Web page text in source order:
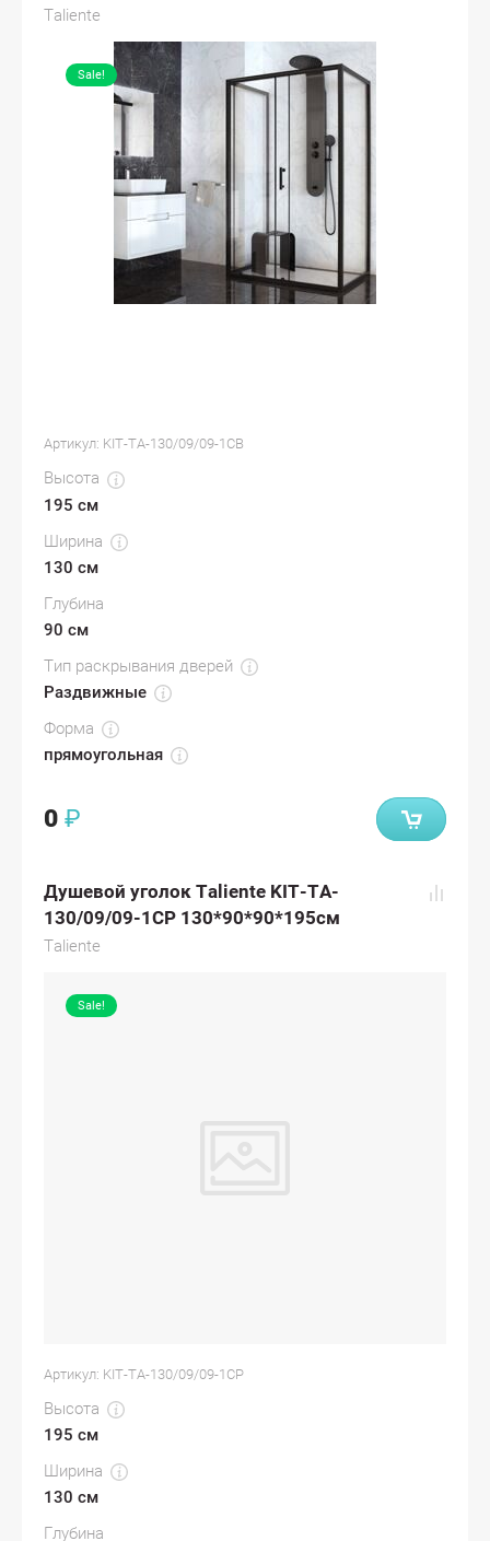
Taliente
Sale!
Артикул: KIT-TA-130/09/09-1CB
Высота
195 см
Ширина
130 см
Глубина
90 см
Тип раскрывания дверей
Раздвижные
Форма
прямоугольная
0 ₽
Душевой уголок Taliente KIT-TA-
130/09/09-1CP 130*90*90*195см
Taliente
Sale!
Артикул: KIT-TA-130/09/09-1CP
Высота
195 см
Ширина
130 см
Глубина